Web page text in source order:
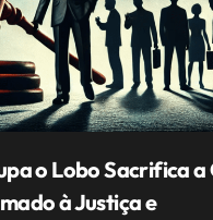
o Lobo Sacrifica a
à Justiça e